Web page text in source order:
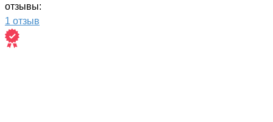
отзывы:
1 отзыв